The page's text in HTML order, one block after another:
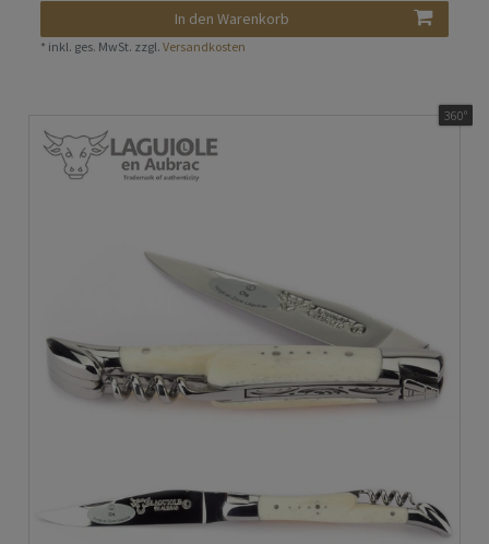
In den Warenkorb
* inkl. ges. MwSt. zzgl.Versandkosten
360°